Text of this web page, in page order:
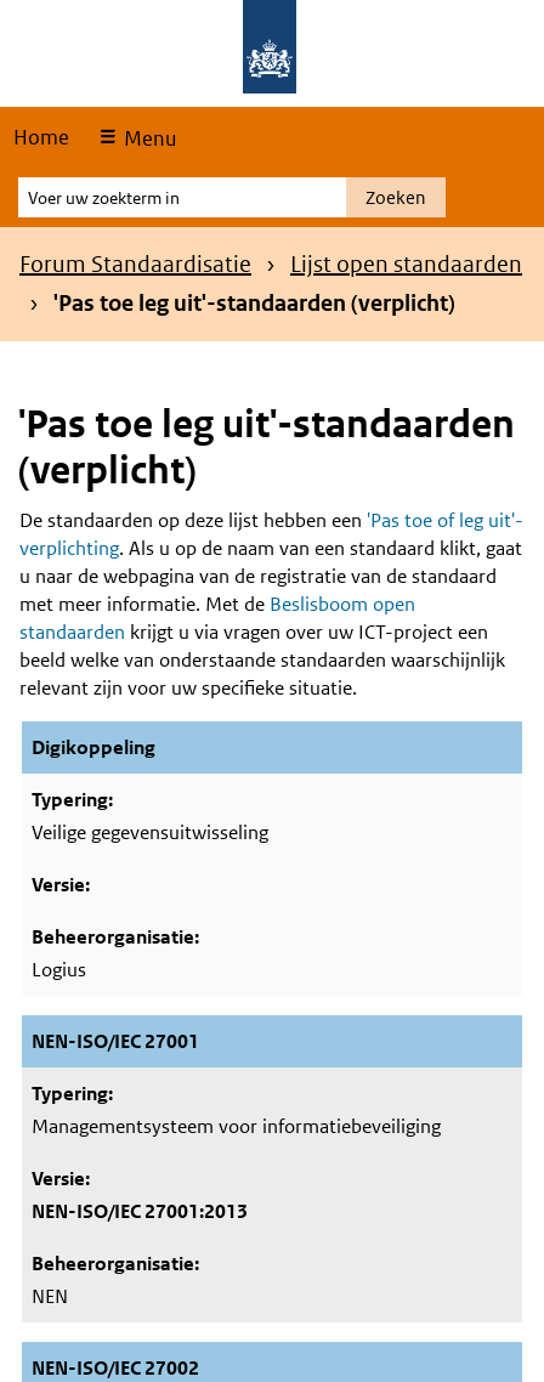
Home Menu
Voer
uw
zoekterm
Zoeken
Kruimelpad
Forum Standaardisatie
Lijst open standaarden
'Pas toe leg uit'-standaarden (verplicht)
'Pas toe leg uit'-standaarden
(verplicht)
Content
De standaarden op deze lijst hebben een 'Pas toe of leg uit'-
verplichting. Als u op de naam van een standaard klikt, gaat
u naar de webpagina van de registratie van de standaard
met meer informatie. Met de Beslisboom open
standaarden krijgt u via vragen over uw ICT-project een
beeld welke van onderstaande standaarden waarschijnlijk
relevant zijn voor uw specifieke situatie.
Digikoppeling
Veilige gegevensuitwisseling
Logius
NEN-ISO/IEC 27001
Managementsysteem voor informatiebeveiliging
NEN-ISO/IEC 27001:2013
NEN
NEN-ISO/IEC 27002